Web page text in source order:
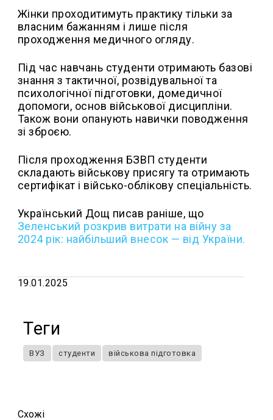
Жінки проходитимуть практику тільки за
власним бажанням і лише після
проходження медичного огляду.
Під час навчань студенти отримають базові
знання з тактичної, розвідувальної та
психологічної підготовки, домедичної
допомоги, основ військової дисципліни.
Також вони опанують навички поводження
зі зброєю.
Після проходження БЗВП студенти
складають військову присягу та отримають
сертифікат і військо-облікову спеціальність.
Український Дощ писав раніше, що
Зеленський розкрив витрати на війну за
2024 рік: найбільший внесок — від України.
19.01.2025
Теги
ВУЗ студенти військова підготовка
Схожi